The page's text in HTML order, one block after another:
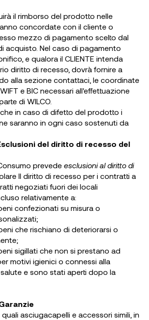
il rimborso del prodotto nelle
concordate con il cliente o
mezzo di pagamento scelto dal
acquisto. Nel caso di pagamento
e qualora il CLIENTE intenda
diritto di recesso, dovrà fornire a
alla sezione contattaci, le coordinate
e BIC necessari all'effettuazione
di WILCO.
in caso di difetto del prodotto i
saranno in ogni caso sostenuti da
del diritto di recesso del
prevede esclusioni al diritto di
Il diritto di recesso per i contratti a
negoziati fuori dei locali
relativamente a:
confezionati su misura o
che rischiano di deteriorarsi o
sigillati che non si prestano ad
motivi igienici o connessi alla
e sono stati aperti dopo la
quali asciugacapelli e accessori simili, in